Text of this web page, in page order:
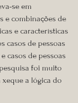
se em
e combinações de
e características
casos de pessoas
casos de pessoas
foi muito
a lógica do